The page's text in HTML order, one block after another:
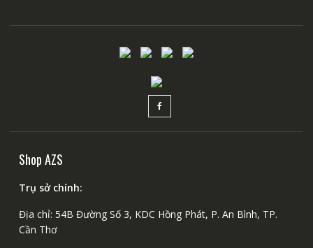
Shop AZS
Trụ sở chính:
Địa chỉ: 54B Đường Số 3, KDC Hồng Phát, P. An Bình, TP.
Cần Thơ